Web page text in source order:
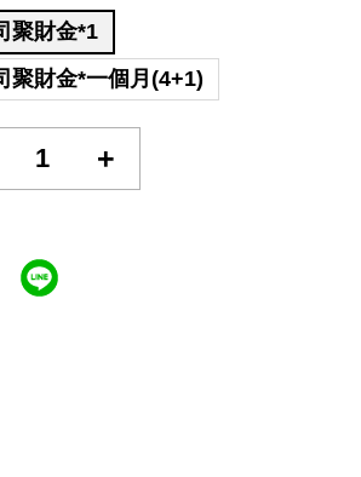
聚財金*1
聚財金*一個月(4+1)
+